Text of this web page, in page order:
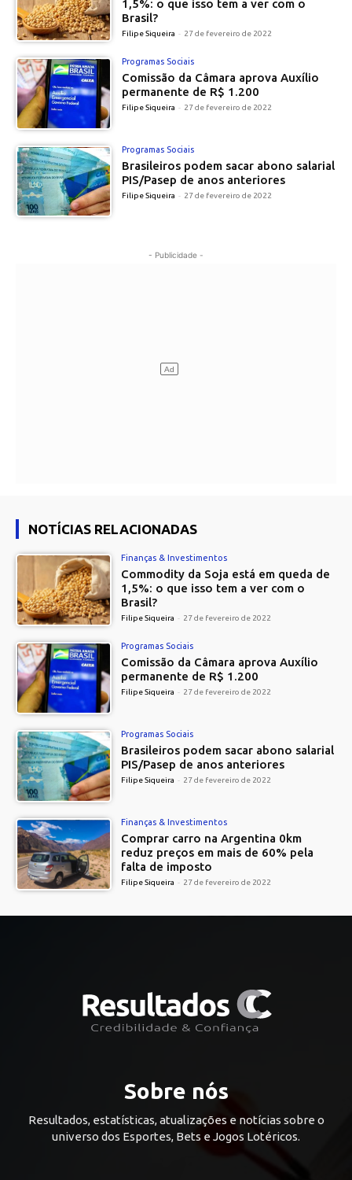
1,5%: o que isso tem a ver com o
Brasil?
Filipe Siqueira - 27 de fevereiro de 2022
Programas Sociais
Comissão da Câmara aprova Auxílio
permanente de R$ 1.200
Filipe Siqueira - 27 de fevereiro de 2022
Programas Sociais
Brasileiros podem sacar abono salarial
PIS/Pasep de anos anteriores
Filipe Siqueira - 27 de fevereiro de 2022
- Publicidade -
NOTÍCIAS RELACIONADAS
Finanças & Investimentos
Commodity da Soja está em queda de
1,5%: o que isso tem a ver com o
Brasil?
Filipe Siqueira - 27 de fevereiro de 2022
Programas Sociais
Comissão da Câmara aprova Auxílio
permanente de R$ 1.200
Filipe Siqueira - 27 de fevereiro de 2022
Programas Sociais
Brasileiros podem sacar abono salarial
PIS/Pasep de anos anteriores
Filipe Siqueira - 27 de fevereiro de 2022
Finanças & Investimentos
Comprar carro na Argentina 0km
reduz preços em mais de 60% pela
falta de imposto
Filipe Siqueira - 27 de fevereiro de 2022
Sobre nós
Resultados, estatísticas, atualizações e notícias sobre o
universo dos Esportes, Bets e Jogos Lotéricos.